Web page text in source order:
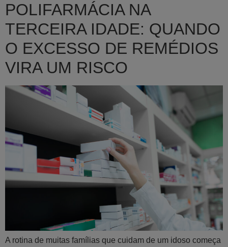
POLIFARMÁCIA NA
TERCEIRA IDADE: QUANDO
O EXCESSO DE REMÉDIOS
VIRA UM RISCO
A rotina de muitas famílias que cuidam de um idoso começa